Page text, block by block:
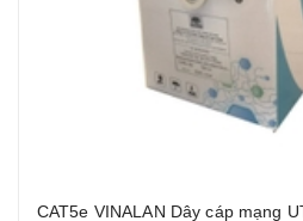
CAT5e VINALAN Dây cáp mạng